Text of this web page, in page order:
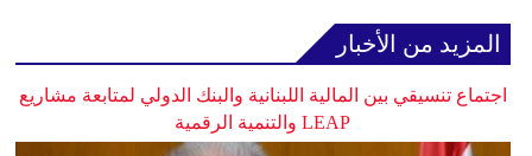
المزيد من الأخبار
اجتماع تنسيقي بين المالية اللبنانية والبنك الدولي لمتابعة مشاريع
LEAP والتنمية الرقمية